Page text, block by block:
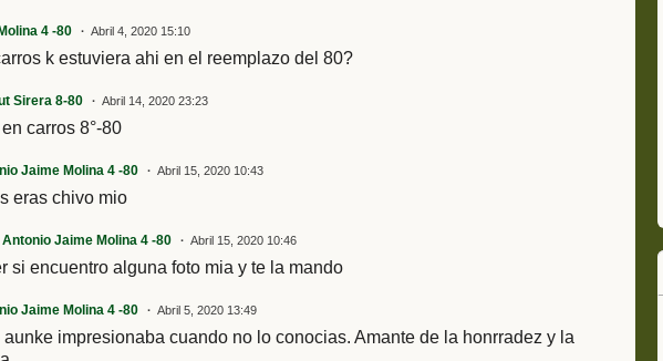
4 -80 Abril 4, 2020 15:10
k estuviera ahi en el reemplazo del 80?
Sirera 8-80 Abril 14, 2020 23:23
carros 8°-80
Jaime Molina 4 -80 Abril 15, 2020 10:43
eras chivo mio
Jaime Molina 4 -80 Abril 15, 2020 10:46
si encuentro alguna foto mia y te la mando
Jaime Molina 4 -80 Abril 5, 2020 13:49
aunke impresionaba cuando no lo conocias. Amante de la honrradez y la